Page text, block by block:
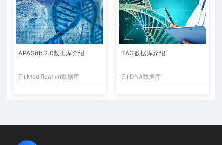
APASdb 2.0数据库介绍
Modification数据库
TAG数据库介绍
DNA数据库